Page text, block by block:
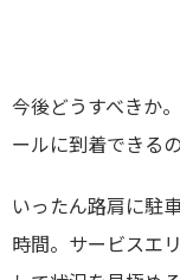
今後どうすべきか
ールに到着できるの
いったん路肩に駐
時間。サービスエ